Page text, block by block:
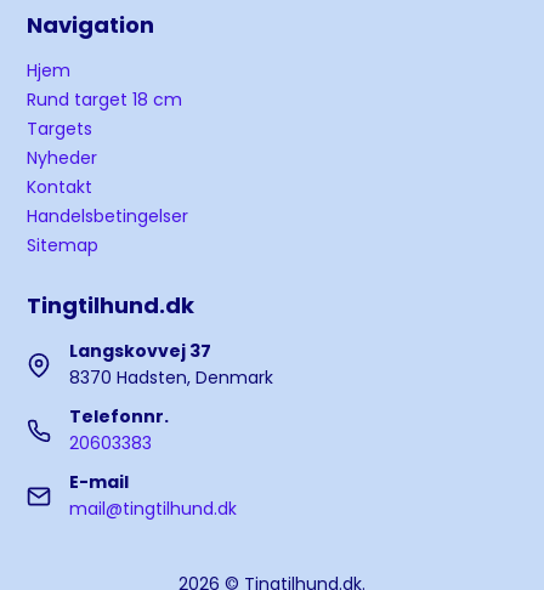
Navigation
Hjem
Rund target 18 cm
Targets
Nyheder
Kontakt
Handelsbetingelser
Sitemap
Tingtilhund.dk
Langskovvej 37
8370 Hadsten, Denmark
Telefonnr.
20603383
E-mail
mail@tingtilhund.dk
2026 © Tingtilhund.dk.